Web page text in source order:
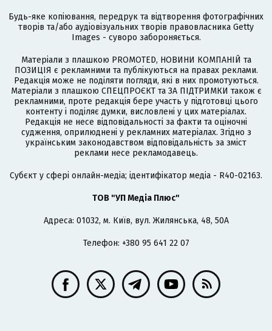
Будь-яке копіювання, передрук та відтворення фотографічних
творів та/або аудіовізуальних творів правовласника Getty
Images - суворо забороняється.
Матеріали з плашкою PROMOTED, НОВИНИ КОМПАНІЙ та
ПОЗИЦІЯ є рекламними та публікуються на правах реклами.
Редакція може не поділяти погляди, які в них промотуються.
Матеріали з плашкою СПЕЦПРОЄКТ та ЗА ПІДТРИМКИ також є
рекламними, проте редакція бере участь у підготовці цього
контенту і поділяє думки, висловлені у цих матеріалах.
Редакція не несе відповідальності за факти та оціночні
судження, оприлюднені у рекламних матеріалах. Згідно з
українським законодавством відповідальність за зміст
реклами несе рекламодавець.
Cубєкт у сфері онлайн-медіа; ідентифікатор медіа - R40-02163.
ТОВ "УП Медіа Плюс"
Адреса: 01032, м. Київ, вул. Жилянська, 48, 50А
Телефон: +380 95 641 22 07